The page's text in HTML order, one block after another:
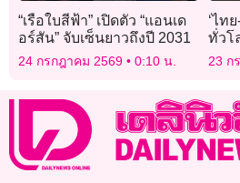
“เรือใบสีฟ้า” เปิดตัว “แอนเด
อร์สัน” จับเซ็นยาวถึงปี 2031
24 กรกฎาคม 2569 0:10 น.
‘ไท
ทั่วโ
กระ
23 ก